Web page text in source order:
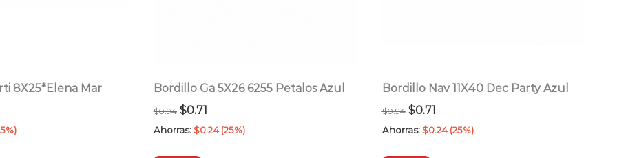
8X25*Elena Mar Bordillo Ga 5X26 6255 Petalos Azul
$0.94 El
precio
$0.71El
precio
Ahorras: $0.24 (25%)
Bordillo Nav 11X40 Dec Party Azul
$0.94 El
precio
$0.71El
precio
Ahorras: $0.24 (25%)